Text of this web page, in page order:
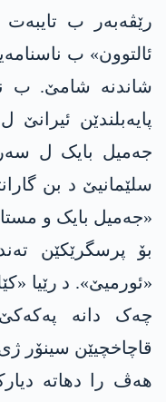
رێڤەبەر ب
ئالتوون» ب
شاندنە شامێ. ب
پایەبلندێن
جەمیل بایک ل
سلێمانیێ د بن
«جەمیل بایک و
بۆ پرسگرێکێن
«ئورمیێ». د رێیا
چەک دانە
قاچاخچیێن سینۆر
ھەڤ را دھاتە